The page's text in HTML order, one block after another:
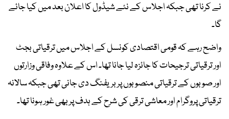
نے کرنا تھی جبکہ اجلاس کے نئے شیڈول کا اعلان بعد میں کیا جائے
گا۔
واضح رہے کہ قومی اقتصادی کونسل کے اجلاس میں ترقیاتی بجٹ
اور ترقیاتی ترجیحات کا جائزہ لیا جانا تھا۔ اس کے علاوہ وفاقی وزارتوں
اور صوبوں کے ترقیاتی منصوبوں پر بریفنگ دی جانی تھی جبکہ سالانہ
ترقیاتی پروگرام اور معاشی ترقی کی شرح کے ہدف پر بھی غور ہونا تھا۔